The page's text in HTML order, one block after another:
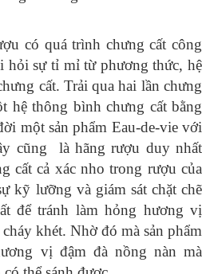
có quá trình chưng cất công
hỏi sự tỉ mỉ từ phương thức, hệ
cất. Trải qua hai lần chưng
hệ thông bình chưng cất bằng
một sản phẩm Eau-de-vie với
cũng là hãng rượu duy nhất
cất cả xác nho trong rượu của
kỹ lưỡng và giám sát chặt chẽ
để tránh làm hỏng hương vị
khét. Nhờ đó mà sản phẩm
vị đậm đà nồng nàn mà